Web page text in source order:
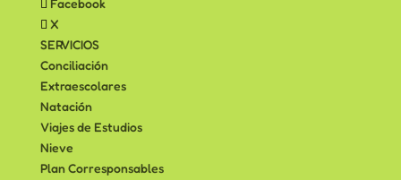
Facebook
X
SERVICIOS
Conciliación
Extraescolares
Natación
Viajes de Estudios
Nieve
Plan Corresponsables